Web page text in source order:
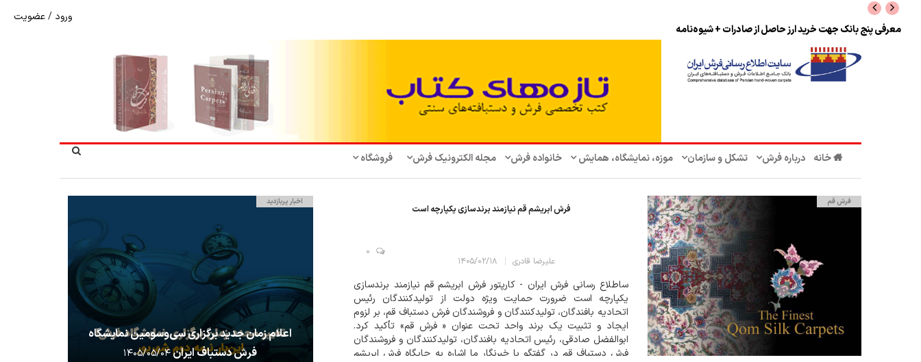
نرخ بازگشت ارز حاصل از صادرات + تکمیلی
ورود /عضویت
خانه درباره فرش تشکل‌ و سازمان‌ موزه، نمایشگاه، همایش‌ خانواده فرش مجله الکترونیک فرش فروشگاه
فرش قم
فرش ابریشم قم نیازمند برندسازی یکپارچه است
علیرضا قادری ۱۴۰۵/۰۲/۱۸
0
ساطلاع رسانی فرش ایران - کارپتور فرش ابریشم قم نیازمند برندسازی
یکپارچه است ضرورت حمایت ویژه دولت از تولیدکنندگان رئیس
اتحادیه بافندگان، تولیدکنندگان و فروشندگان فرش دستباف قم، بر لزوم
ایجاد و تثبیت یک برند واحد تحت عنوان « فرش قم» تأکید کرد.
ابوالفضل صادقی، رئیس اتحادیه بافندگان، تولیدکنندگان و فروشندگان
فرش دستباف قم در گفتگو با خبرنگار ما اشاره به جایگاه فرش ابریشم
اخبار پربازدید
اعلام زمان جدید برگزاری سی‌وسومین نمایشگاه
فرش دستباف ایران۱۴۰۵/۰۵/۰۴